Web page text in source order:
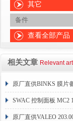
其它
备件
查看全部产品
相关文章 Relevant
原厂直供BINKS 膜片
SWAC 控制面板 MC2
直销
原厂直供VALEO